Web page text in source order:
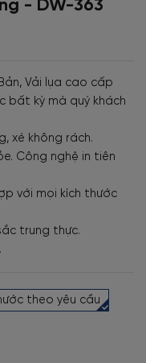
- DW-363
Vải lụa cao cấp
bất kỳ mà quý khách
xé không rách.
Công nghệ in tiên
với mọi kích thước
trung thực.
theo yêu cầu